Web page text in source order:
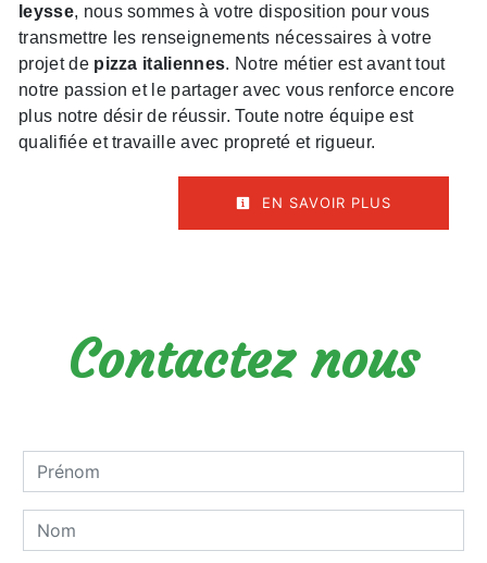
leysse, nous sommes à votre disposition pour vous
transmettre les renseignements nécessaires à votre
projet de pizza italiennes. Notre métier est avant tout
notre passion et le partager avec vous renforce encore
plus notre désir de réussir. Toute notre équipe est
qualifiée et travaille avec propreté et rigueur.
EN SAVOIR PLUS
Contactez nous